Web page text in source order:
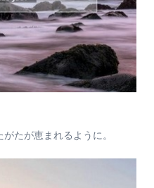
たが恵まれるように。